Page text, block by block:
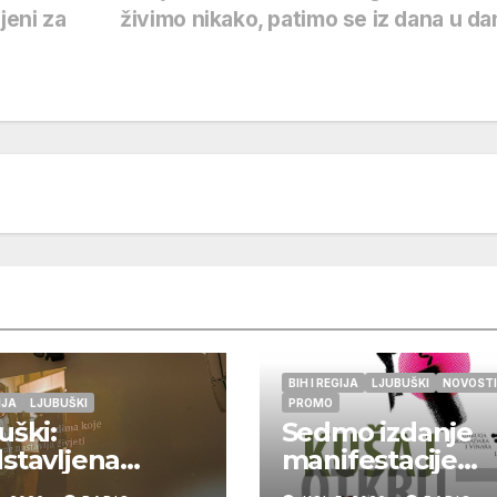
živimo nikako, patimo se iz dana u
za
LJUBUŠKI
„Sin – Priča o
BIH I REGIJA LJUBUŠKI
NOVOSTI
PROMO
Sedmo izdanje
manifestacije
„Kušaj ljubuška